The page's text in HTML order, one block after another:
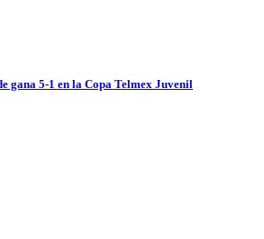
gana 5-1 en la Copa Telmex Juvenil